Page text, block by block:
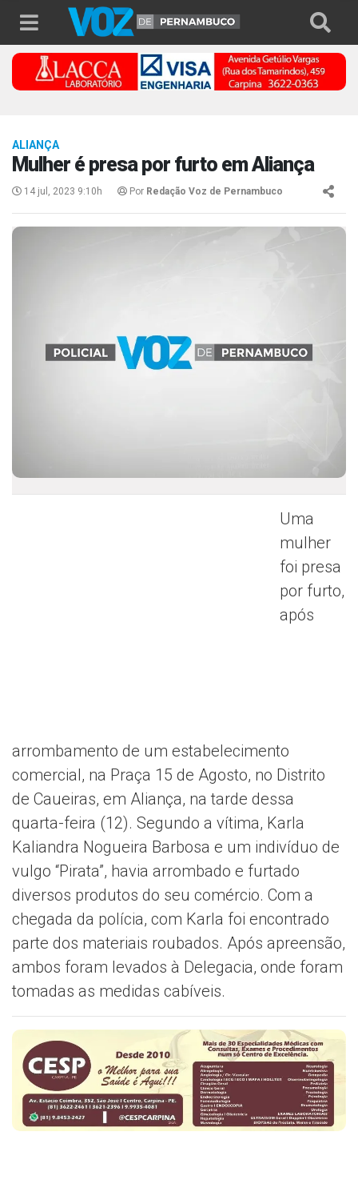
ALIANÇA
Mulher é presa por furto em Aliança
14 jul, 2023 9:10h Por Redação Voz de Pernambuco
Uma
mulher
foi presa
por furto,
após
arrombamento de um estabelecimento
comercial, na Praça 15 de Agosto, no Distrito
de Caueiras, em Aliança, na tarde dessa
quarta-feira (12). Segundo a vítima, Karla
Kaliandra Nogueira Barbosa e um indivíduo de
vulgo “Pirata”, havia arrombado e furtado
diversos produtos do seu comércio. Com a
chegada da polícia, com Karla foi encontrado
parte dos materiais roubados. Após apreensão,
ambos foram levados à Delegacia, onde foram
tomadas as medidas cabíveis.